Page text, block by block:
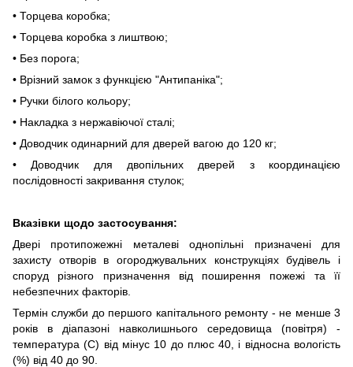
• Торцева коробка;
• Торцева коробка з лиштвою;
• Без порога;
• Врізний замок з функцією "Антипаніка";
• Ручки білого кольору;
• Накладка з нержавіючої сталі;
• Доводчик одинарний для дверей вагою до 120 кг;
• Доводчик для двопільних дверей з координацією
послідовності закривання стулок;
Вказівки щодо застосування:
Двері протипожежні металеві однопільні призначені для
захисту отворів в огороджувальних конструкціях будівель і
споруд різного призначення від поширення пожежі та її
небезпечних факторів.
Термін служби до першого капітального ремонту - не менше 3
років в діапазоні навколишнього середовища (повітря) -
температура (С) від мінус 10 до плюс 40, і відносна вологість
(%) від 40 до 90.